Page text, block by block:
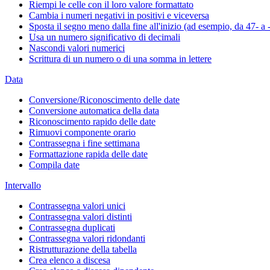
Riempi le celle con il loro valore formattato
Cambia i numeri negativi in positivi e viceversa
Sposta il segno meno dalla fine all'inizio (ad esempio, da 47- a
Usa un numero significativo di decimali
Nascondi valori numerici
Scrittura di un numero o di una somma in lettere
Data
Conversione/Riconoscimento delle date
Conversione automatica della data
Riconoscimento rapido delle date
Rimuovi componente orario
Contrassegna i fine settimana
Formattazione rapida delle date
Compila date
Intervallo
Contrassegna valori unici
Contrassegna valori distinti
Contrassegna duplicati
Contrassegna valori ridondanti
Ristrutturazione della tabella
Crea elenco a discesa